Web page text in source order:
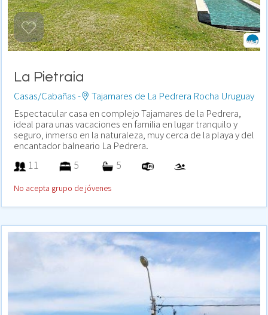
La Pietraia
Casas/Cabañas -
Tajamares de La Pedrera Rocha Uruguay
Espectacular casa en complejo Tajamares de la Pedrera,
ideal para unas vacaciones en familia en lugar tranquilo y
seguro, inmerso en la naturaleza, muy cerca de la playa y del
encantador balneario La Pedrera.
11 5 5
No acepta grupo de jóvenes